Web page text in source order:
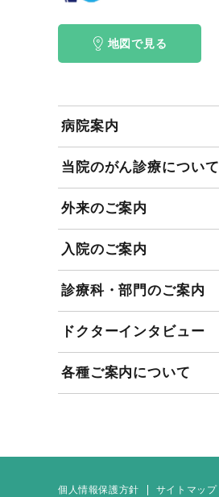
地図で見る
病院案内
当院のがん診療について
外来のご案内
入院のご案内
診療科・部門のご案内
ドクターインタビュー
各種ご案内について
個人情報保護方針 サイトマップ